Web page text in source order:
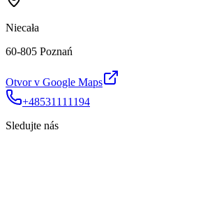
Niecała
60-805 Poznań
Otvor v Google Maps
+48531111194
Sledujte nás